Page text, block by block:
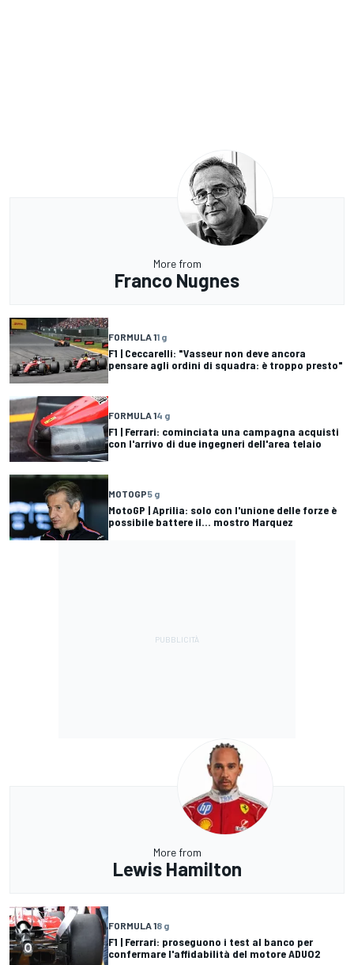
More from
Franco Nugnes
FORMULA 11 g
F1 | Ceccarelli: "Vasseur non deve ancora
pensare agli ordini di squadra: è troppo presto"
FORMULA 14 g
F1 | Ferrari: cominciata una campagna acquisti
con l'arrivo di due ingegneri dell'area telaio
MOTOGP5 g
MotoGP | Aprilia: solo con l'unione delle forze è
possibile battere il... mostro Marquez
More from
Lewis Hamilton
FORMULA 18 g
F1 | Ferrari: proseguono i test al banco per
confermare l'affidabilità del motore ADUO2